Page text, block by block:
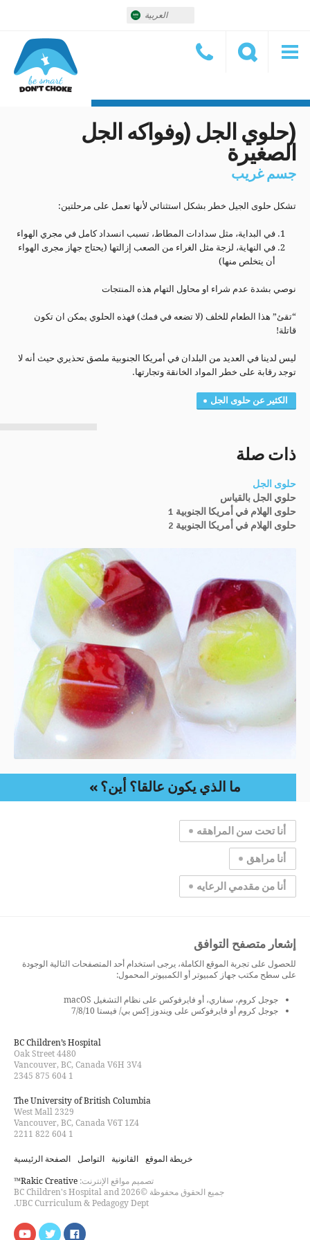
العربية
(حلوي الجل (وفواكه الجل
الصغيرة
جسم غريب
تشكل حلوى الجيل خطر بشكل استثنائي لأنها تعمل على مرحلتين:
في البداية، مثل سدادات المطاط، تسبب انسداد كامل في مجري الهواء
في النهاية، لزجة مثل الغراء من الصعب إزالتها (يحتاج جهاز مجرى الهواء
أن يتخلص منها)
نوصي بشدة عدم شراء او محاول التهام هذه المنتجات
“تقئ” هذا الطعام للخلف (لا تضعه في فمك) فهذه الحلوي يمكن ان تكون
قاتلة!
ليس لدينا في العديد من البلدان في أمريكا الجنوبية ملصق تحذيري حيث أنه لا
توجد رقابة على خطر المواد الخانقة وتجارتها.
الكثير عن حلوى الجل
ذات صلة
حلوى الجل
حلوي الجل بالقياس
حلوى الهلام في أمريكا الجنوبية 1
حلوى الهلام في أمريكا الجنوبية 2
ما الذي يكون عالقا؟ أين؟
أنا تحت سن المراهقه
أنا مراهق
أنا من مقدمي الرعايه
إشعار متصفح التوافق
للحصول على تجربة الموقع الكاملة، يرجى استخدام أحد المتصفحات التالية الوجودة
على سطح مكتب جهاز كمبيوتر أو الكمبيوتر المحمول:
جوجل كروم، سفاري، أو فايرفوكس على نظام التشغيل macOS
جوجل كروم أو فايرفوكس على ويندوز إكس بي/ فيستا 7/8/10
BC Children’s Hospital
4480 Oak Street
Vancouver, BC, Canada V6H 3V4
1 604 875 2345
The University of British Columbia
2329 West Mall
Vancouver, BC, Canada V6T 1Z4
1 604 822 2211
الصفحة الرئيسية التواصل القانونية خريطة الموقع
تصميم مواقع الإنترنت: Rakic Creative™
جميع الحقوق محفوظة ©2026 BC Children's Hospital and
UBC Curriculum & Pedagogy Dept.